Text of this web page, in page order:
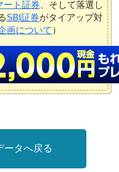
ート証券 、そして落選し
SBI証券がタイアップ対
画について ）
ータへ戻る